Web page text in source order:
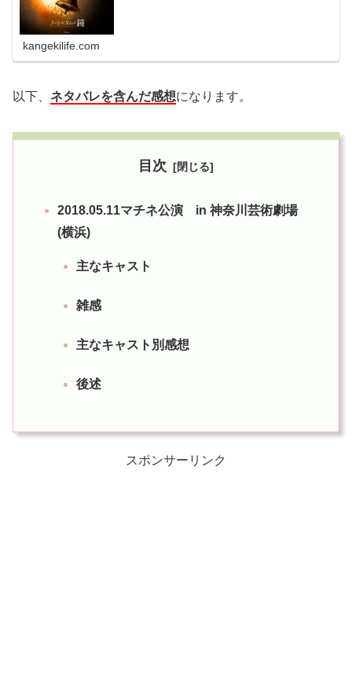
kangekilife.com
以下、 ネタバレを含んだ感想になります。
目次
2018.05.11マチネ公演 in 神奈川芸術劇場
(横浜)
主なキャスト
雑感
主なキャスト別感想
後述
スポンサーリンク